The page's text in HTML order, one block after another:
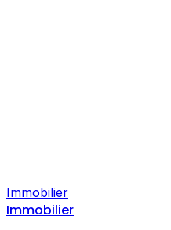
Immobilier
Immobilier